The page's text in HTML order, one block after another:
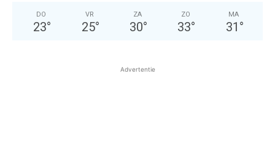
DO
23°
VR
25°
ZA
30°
ZO
33°
MA
31 °
Advertentie